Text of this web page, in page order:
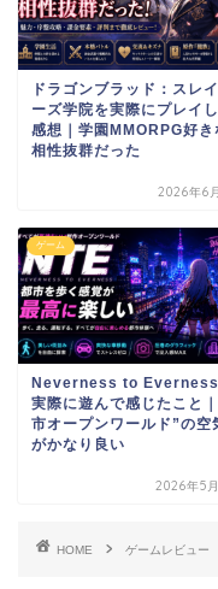
ドラゴンブラッド：スレ
ーズ学院を実際にプレイ
感想｜学園MMORPG好き
相性抜群だった
2026年6
ゲーム
Neverness to
実際に遊んで感じたこと
市オープンワールド”の空
がかなり良い
2026年5
HOME ゲームレビュー